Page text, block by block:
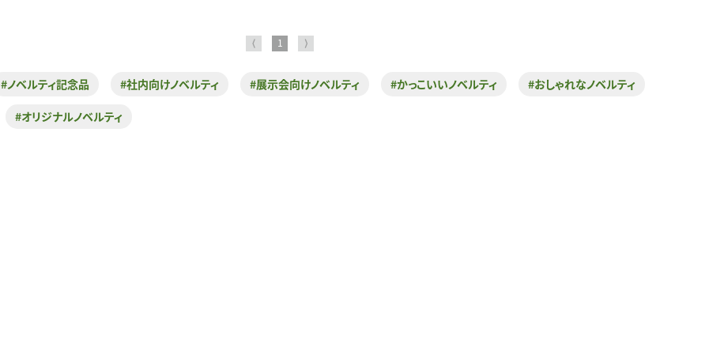
⟨ 1 ⟩
#ノベルティ記念品 #社内向けノベルティ #展示会向けノベルティ #かっこいいノベルティ #おしゃれなノベルティ
#オリジナルノベルティ